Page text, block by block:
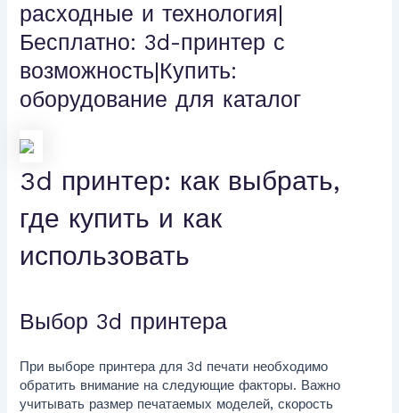
расходные и технология|
Бесплатно: 3d-принтер с
возможность|Купить:
оборудование для каталог
3d принтер: как выбрать,
где купить и как
использовать
Выбор 3d принтера
При выборе принтера для 3d печати необходимо
обратить внимание на следующие факторы. Важно
учитывать размер печатаемых моделей, скорость